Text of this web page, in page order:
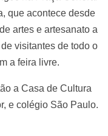
que acontece desde
artes e artesanato a
visitantes de todo o
a feira livre.
a Casa de Cultura
e colégio São Paulo.